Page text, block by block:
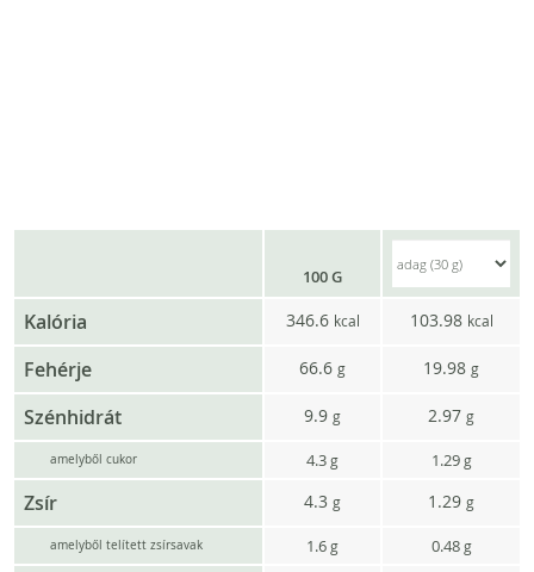
100 G
Kalória 346.6 kcal 103.98 kcal
Fehérje 66.6 g 19.98 g
Szénhidrát 9.9 g 2.97 g
amelyből cukor 4.3g 1.29 g
Zsír 4.3 g 1.29 g
amelyből telített zsírsavak 1.6g 0.48 g